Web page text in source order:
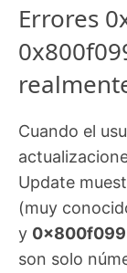
Errores
Cuando el
Update
(muy
y
son solo